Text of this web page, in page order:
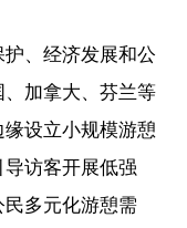
、经济发展和公
加拿大、芬兰等
设立小规模游憩
访客开展低强
多元化游憩需